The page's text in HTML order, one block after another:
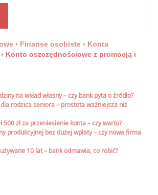
› Finanse osobiste › Konta
› Konto oszczędnościowe z promocją i
na wkład własny – czy bank pyta o źródło?
rodzica seniora – prostota ważniejsza niż
500 zł za przeniesienie konta – czy warto?
produkcyjnej bez dużej wpłaty – czy nowa firma
10 lat – bank odmawia, co robić?